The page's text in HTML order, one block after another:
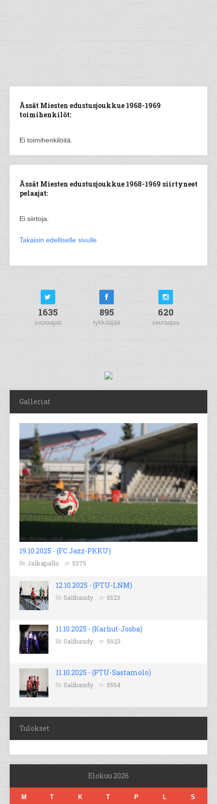
Ässät Miesten edustusjoukkue 1968-1969
toimihenkilöt:
Ei toimihenkilöitä.
Ässät Miesten edustusjoukkue 1968-1969 siirtyneet
pelaajat:
Ei siirtoja.
Takaisin edelliselle sivulle
1635
seuraajaa
895
tykkääjää
620
seuraajaa
Galleriat
19.10.2025 - (FC Jazz-PKKU)
Jalkapallo 5375
12.10.2025 - (PTU-LNM)
Salibandy 5523
11.10.2025 - (Karhut-Josba)
Salibandy 5623
11.10.2025 - (PTU-Sastamolo)
Salibandy 5554
Tulokset
Elokuu 2026
M T K T P L S